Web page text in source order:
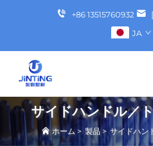
+86 13515760932
JA
サイドハンドル／
ホーム> 製品 > サイドハン